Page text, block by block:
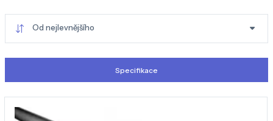
Od nejlevnějšího
Specifikace